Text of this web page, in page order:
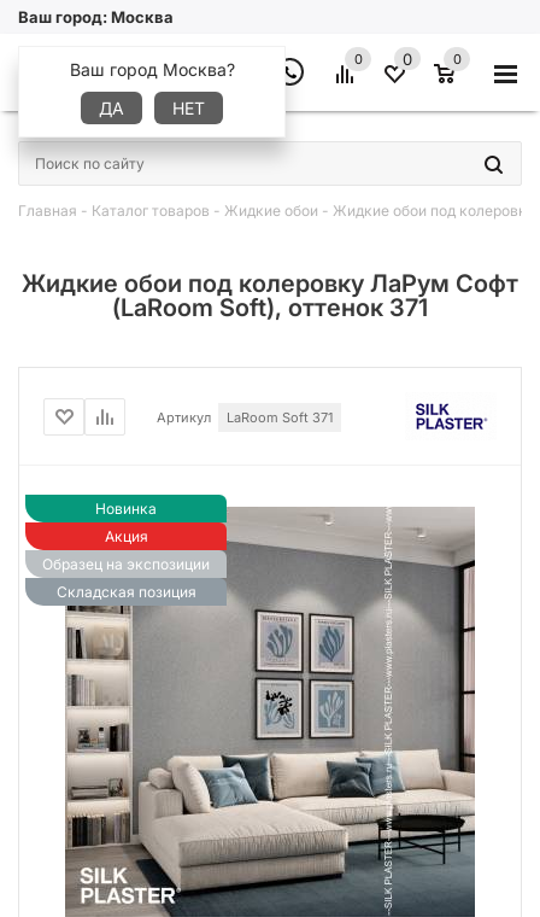
Ваш город:Москва
Ваш город Москва?
ДА
НЕТ
0 0 0
×
Главная - Каталог товаров - Жидкие обои - Жидкие обои под
Жидкие обои под колеровку ЛаРум Софт
(LaRoom Soft), оттенок 371
Новинка
Акция
Образец на экспозиции
Складская позиция
Артикул LaRoom Soft 371